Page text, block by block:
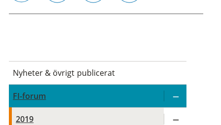
Nyheter & övrigt publicerat
FI-forum
2019